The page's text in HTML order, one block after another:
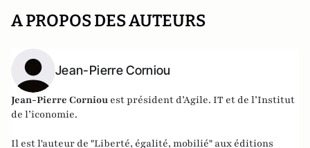
A PROPOS DES AUTEURS
Jean-Pierre Corniou
Jean-Pierre Corniou est président d’Agile. IT et de l’Institut
de l’iconomie.
Il est l'auteur de "Liberté, égalité, mobilié" aux éditions